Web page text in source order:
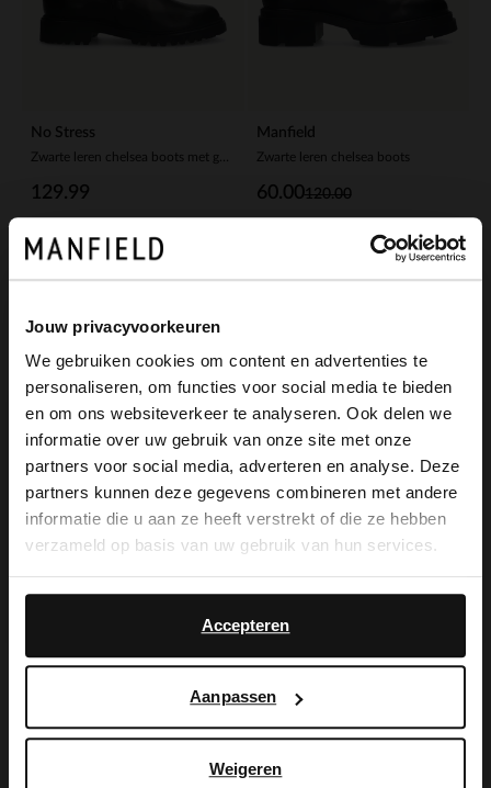
Jouw privacyvoorkeuren
We gebruiken cookies om content en advertenties te
personaliseren, om functies voor social media te bieden
en om ons websiteverkeer te analyseren. Ook delen we
informatie over uw gebruik van onze site met onze
partners voor social media, adverteren en analyse. Deze
partners kunnen deze gegevens combineren met andere
informatie die u aan ze heeft verstrekt of die ze hebben
verzameld op basis van uw gebruik van hun services.
Accepteren
Aanpassen
Weigeren
No Stress
129.99
Manfield
Zwarte leren chelsea boots
120.00
60.00
159.99
×
View this website in English?
It looks like your language isn't Dutch. Would
you like to switch to English?
English